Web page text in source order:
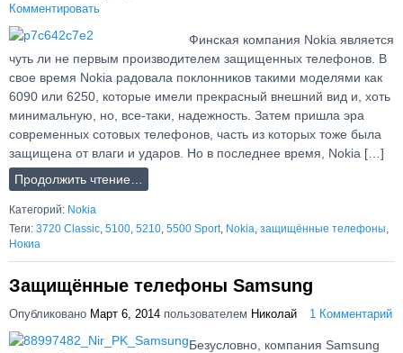
Комментировать
Финская компания Nokia является
чуть ли не первым производителем защищенных телефонов. В
свое время Nokia радовала поклонников такими моделями как
6090 или 6250, которые имели прекрасный внешний вид и, хоть
минимальную, но, все-таки, надежность. Затем пришла эра
современных сотовых телефонов, часть из которых тоже была
защищена от влаги и ударов. Но в последнее время, Nokia […]
Продолжить чтение…
Категорий: Nokia
Теги: 3720 Classic 5100 5210 5500 Sport, Nokia защищённые телефоны
Нокиа
Защищённые телефоны Samsung
Опубликовано Март 6, 2014 пользователем Николай 1 Комментарий
Безусловно, компания Samsung